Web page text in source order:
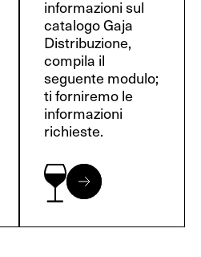
informazioni sul
catalogo Gaja
Distribuzione,
compila il
seguente modulo;
ti forniremo le
informazioni
richieste.